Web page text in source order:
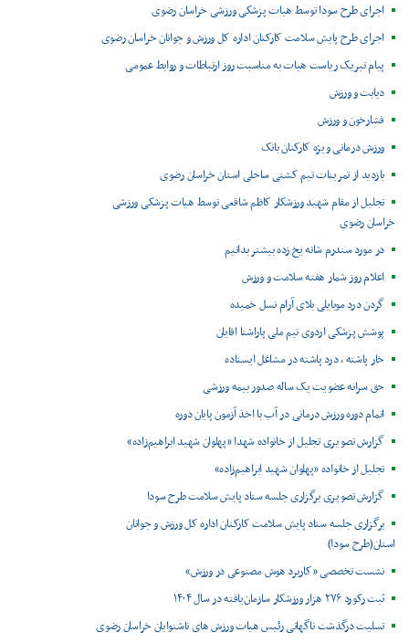
اجرای طرح سودا توسط هیات پزشکی ورزشی خراسان رضوی
اجرای طرح پایش سلامت کارکنان اداره کل ورزش و جوانان خراسان رضوی
پیام تبریک ریاست هیات به مناسبت روز ارتباطات و روابط عمومی
دیابت و ورزش
فشارخون و ورزش
ورزش درمانی ویژه کارکنان بانک
بازدید از تمرینات تیم کشتی ساحلی استان خراسان رضوی
تجلیل از مقام شهید ورزشکار کاظم شافعی توسط هیات پزشکی ورزشی
خراسان رضوی
در مورد سندرم شانه یخ زده بیشتر بدانیم
اعلام روز شمار هفته سلامت و ورزش
گردن درد موبایلی بلای آرام نسل خمیده
پوشش پزشکی اردوی تیم ملی پاراشنا اقایان
خار پاشنه ، درد پاشنه در مشاغل ایستاده
حق سرانه عضویت یک ساله صدور بیمه ورزشی
اتمام دوره ورزش درمانی در آب با اخذ آزمون پایان دوره
گزارش تصویری تجلیل از خانواده شهدا «پهلوان شهید ابراهیم‌زاده»
تجلیل از خانواده «پهلوان شهید ابراهیم‌زاده»
گزارش تصویری برگزاری جلسه ستاد پایش سلامت طرح سودا
برگزاری جلسه ستاد پایش سلامت کارکنان اداره کل ورزش و جوانان
استان(طرح سودا)
نشست تخصصی «کاربرد هوش مصنوعی در ورزش»
ثبت رکورد ۲۷۶ هزار ورزشکار سازمان‌یافته در سال ۱۴۰۴
تسلیت درگذشت ناگهانی رئیس هیات ورزش های ناشنوایان خراسان رضوی